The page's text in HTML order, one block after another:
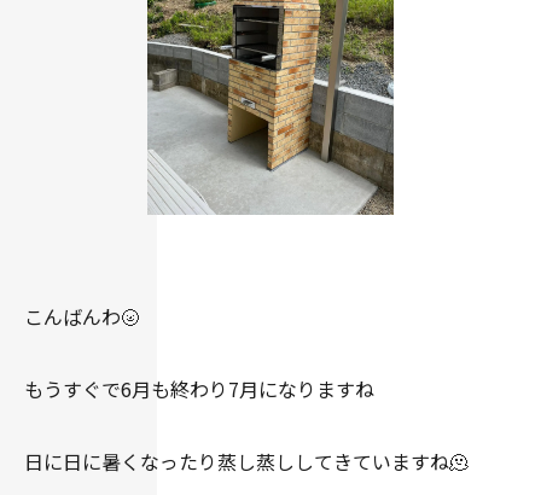
こんばんわ🌝
もうすぐで6月も終わり7月になりますね
日に日に暑くなったり蒸し蒸ししてきていますね🫠